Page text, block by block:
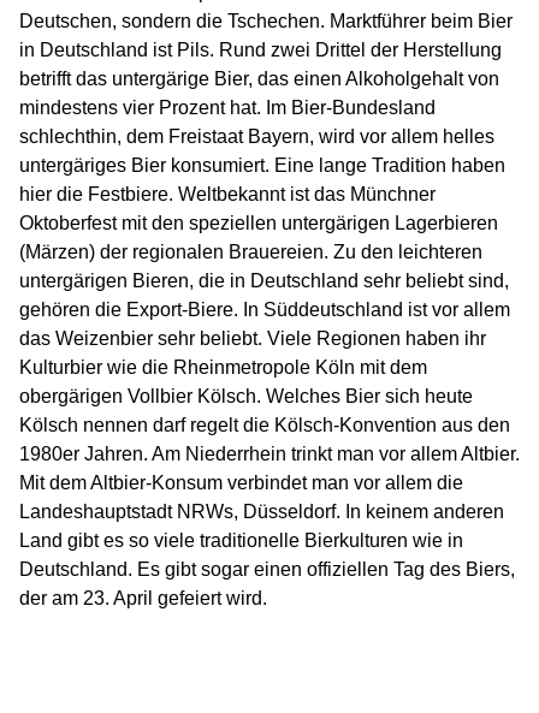
Deutschen, sondern die Tschechen. Marktführer beim Bier
in Deutschland ist Pils. Rund zwei Drittel der Herstellung
betrifft das untergärige Bier, das einen Alkoholgehalt von
mindestens vier Prozent hat. Im Bier-Bundesland
schlechthin, dem Freistaat Bayern, wird vor allem helles
untergäriges Bier konsumiert. Eine lange Tradition haben
hier die Festbiere. Weltbekannt ist das Münchner
Oktoberfest mit den speziellen untergärigen Lagerbieren
(Märzen) der regionalen Brauereien. Zu den leichteren
untergärigen Bieren, die in Deutschland sehr beliebt sind,
gehören die Export-Biere. In Süddeutschland ist vor allem
das Weizenbier sehr beliebt. Viele Regionen haben ihr
Kulturbier wie die Rheinmetropole Köln mit dem
obergärigen Vollbier Kölsch. Welches Bier sich heute
Kölsch nennen darf regelt die Kölsch-Konvention aus den
1980er Jahren. Am Niederrhein trinkt man vor allem Altbier.
Mit dem Altbier-Konsum verbindet man vor allem die
Landeshauptstadt NRWs, Düsseldorf. In keinem anderen
Land gibt es so viele traditionelle Bierkulturen wie in
Deutschland. Es gibt sogar einen offiziellen Tag des Biers,
der am 23. April gefeiert wird.